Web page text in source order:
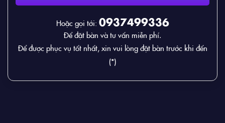
Hoặc gọi tới: 0937499336
Để đặt bàn và tư vấn miễn phí.
Để được phục vụ tốt nhất, xin vui lòng đặt bàn trước khi đến
(*)